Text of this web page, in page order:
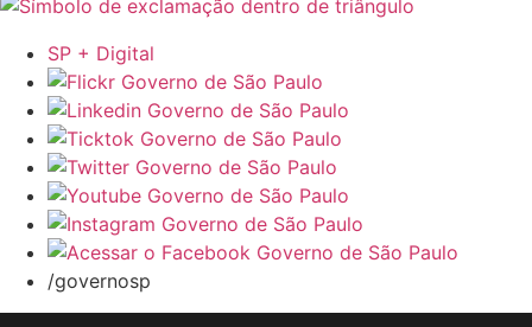
SP + Digital
/governosp